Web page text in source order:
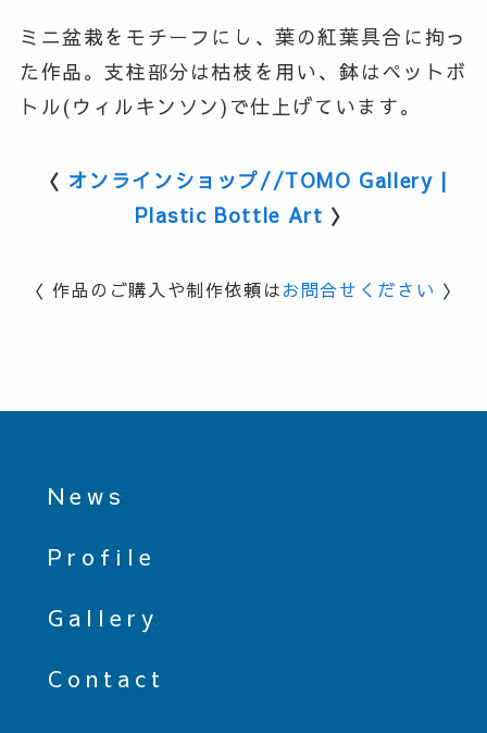
ミニ盆栽をモチーフにし、葉の紅葉具合に拘っ
た作品。支柱部分は枯枝を用い、鉢はペットボ
トル(ウィルキンソン)で仕上げています。
〈 オンラインショップ//TOMO Gallery |
Plastic Bottle Art 〉
〈 作品のご購入や制作依頼はお問合せください 〉
News
Profile
Gallery
Contact